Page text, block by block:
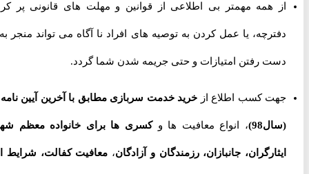
از همه مهمتر بی اطلاعی از قوانین و مهلت های قانونی پر کردن
دفترچه، یا عمل کردن به توصیه های افراد نا آگاه می تواند منجر به از
دست رفتن امتیازات و حتی جریمه شدن شما گردد.
جهت کسب اطلاع ازخرید خدمت سربازی مطابق با آخرین آیین نامه ها
(سال98) ، انواع معافیت ها و کسری ها برای خانواده معظم شهدا،
ایثارگران، جانبازان، رزمندگان و آزادگان،معافیت کفالت، شرایط اخذ